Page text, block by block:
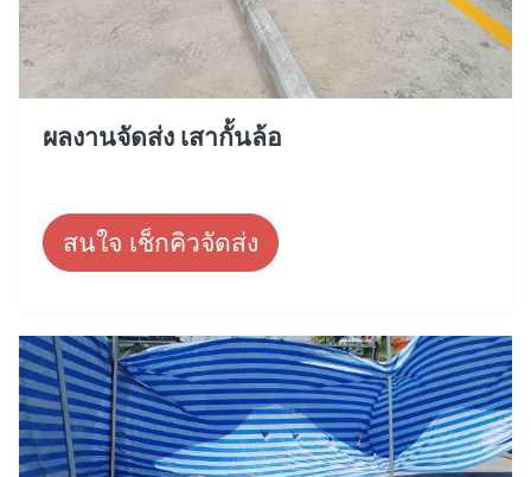
ผลงานจัดส่ง เสากั้นล้อ
สนใจ เช็กคิวจัดส่ง